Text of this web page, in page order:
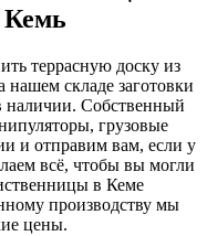
Кемь
террасную доску из
складе заготовки
наличии. Собственный
грузовые
и отправим вам, если у
всё, чтобы вы могли
в Кеме
производству мы
цены.